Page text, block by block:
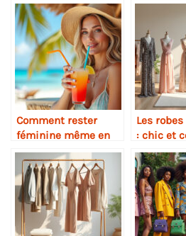
Comment rester
féminine même en
vacances
décontractées
Les
: chic et